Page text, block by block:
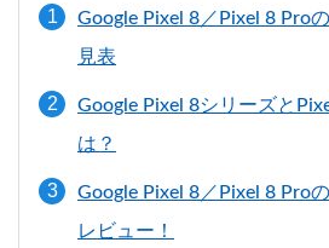
Google Pixel 8／Pixel 8 Pro
見表
Google Pixel 8シリーズと
は？
Google Pixel 8／Pixel 8 Pro
レビュー！